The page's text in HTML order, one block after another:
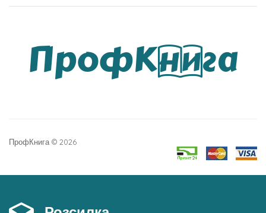
ПрофКнига © 2026